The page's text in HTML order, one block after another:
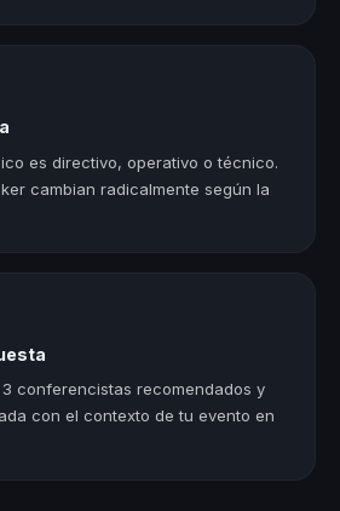
es directivo, operativo o técnico.
cambian radicalmente según la
conferencistas recomendados y
con el contexto de tu evento en